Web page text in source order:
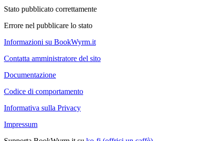
Stato pubblicato correttamente
Errore nel pubblicare lo stato
Informazioni su BookWyrm.it
Contatta amministratore del sito
Documentazione
Codice di comportamento
Informativa sulla Privacy
Impressum